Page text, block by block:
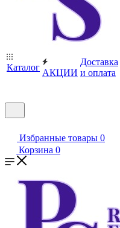
Каталог
АКЦИИ
Доставка
и оплата
Избранные товары 0
Корзина 0